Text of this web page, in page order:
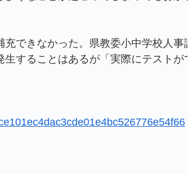
できなかった。県教委小中学校人事
することはあるが「実際にテストが